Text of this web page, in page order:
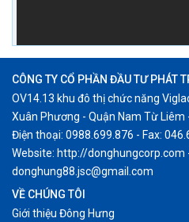
CÔNG TY CỔ PHẦN ĐẦU TƯ PHÁT
OV14.13 khu đô thị chức năng
Xuân Phương - Quận Nam Từ Liêm
Điện thoại: 0988.699.876 - Fax:
Website: http://donghungcorp.com
donghung88.jsc@gmail.com
VỀ CHÚNG TÔI
Giới thiệu Đông Hưng